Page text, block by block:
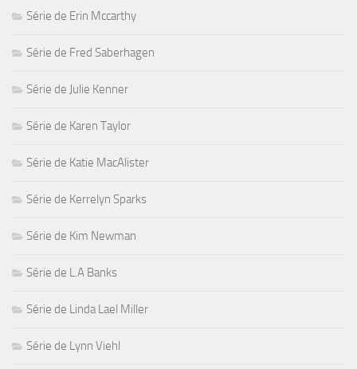
Série de Erin Mccarthy
Série de Fred Saberhagen
Série de Julie Kenner
Série de Karen Taylor
Série de Katie MacAlister
Série de Kerrelyn Sparks
Série de Kim Newman
Série de L.A Banks
Série de Linda Lael Miller
Série de Lynn Viehl